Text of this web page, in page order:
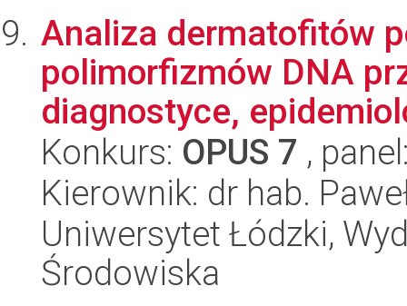
Analiza dermatofitów
polimorfizmów DNA
diagnostyce,
Konkurs: OPUS 7 ,
Kierownik: dr hab.
Uniwersytet Łódzki,
Środowiska